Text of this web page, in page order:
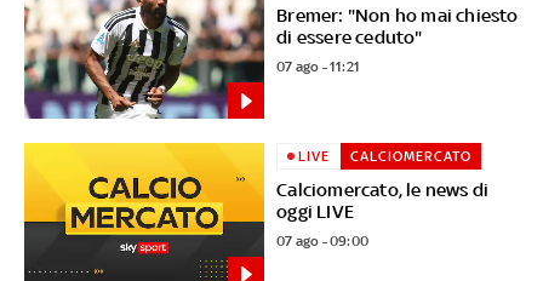
Bremer: "Non ho mai chiesto
di essere ceduto"
07 ago - 11:21
Calciomercato, le news di
oggi LIVE
LIVE CALCIOMERCATO
07 ago - 09:00